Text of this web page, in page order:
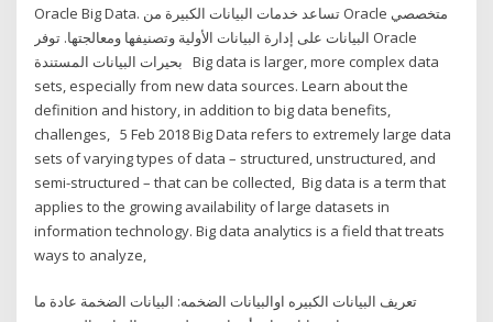
Oracle Big Data. تساعد خدمات البيانات الكبيرة من Oracle متخصصي
البيانات على إدارة البيانات الأولية وتصنيفها ومعالجتها. توفر Oracle
بحيرات البيانات المستندة Big data is larger, more complex data
sets, especially from new data sources. Learn about the
definition and history, in addition to big data benefits,
challenges, 5 Feb 2018 Big Data refers to extremely large data
sets of varying types of data – structured, unstructured, and
semi-structured – that can be collected, Big data is a term that
applies to the growing availability of large datasets in
information technology. Big data analytics is a field that treats
ways to analyze,
تعريف البيانات الكبيره اوالبيانات الضخمه: البيانات الضخمة عادة ما